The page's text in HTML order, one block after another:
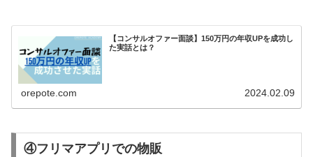
【コンサルオファー面談】150万円の年収UPを成功し
た実話とは？
orepote.com 2024.02.09
④フリマアプリでの物販